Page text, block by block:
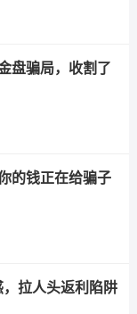
盘骗局，收割了
的钱正在给骗子
拉人头返利陷阱